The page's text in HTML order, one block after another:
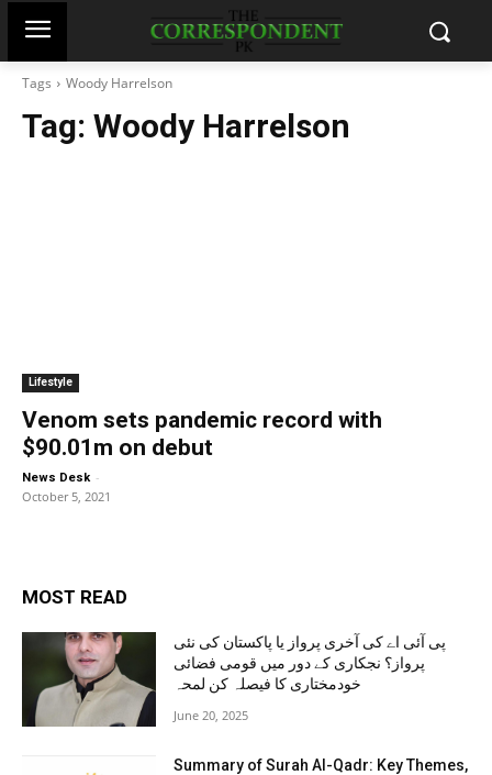
Tags Woody Harrelson
Tag: Woody Harrelson
Lifestyle
Venom sets pandemic record with
$90.01m on debut
News Desk -
October 5, 2021
MOST READ
پی آئی اے کی آخری پرواز یا پاکستان کی نئی
پرواز؟ نجکاری کے دور میں قومی فضائی
خودمختاری کا فیصلہ کن لمحہ
June 20, 2025
Summary of Surah Al-Qadr: Key Themes,